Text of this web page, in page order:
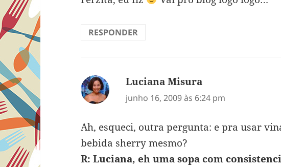
RESPONDER
Luciana Misura
junho 16, 2009 às 6:24 pm
Ah, esqueci, outra pergunta: e pra usar
bebida sherry mesmo?
R: Luciana, eh uma sopa com